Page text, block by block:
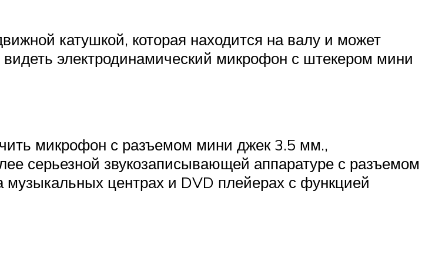
катушкой, которая находится на валу и может
электродинамический микрофон с штекером мини
микрофон с разъемом мини джек 3.5 мм.,
серьезной звукозаписывающей аппаратуре с разъемом
центрах и DVD плейерах с функцией